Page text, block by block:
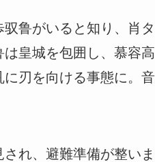
鲁がいると知り、肖
皇城を包囲し、慕容
に刃を向ける事態に。
れ、避難準備が整い